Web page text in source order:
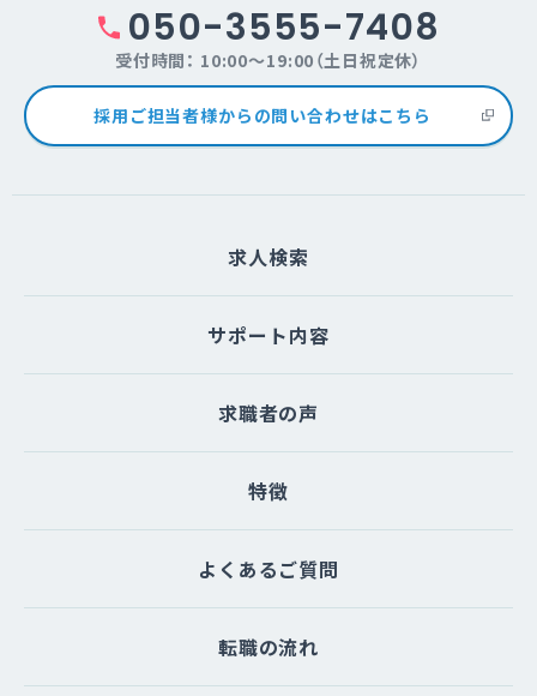
050-3555-7408
受付時間： 10:00～19:00（土日祝定休）
採用ご担当者様からの問い合わせはこちら
求人検索
サポート内容
求職者の声
特徴
よくあるご質問
転職の流れ